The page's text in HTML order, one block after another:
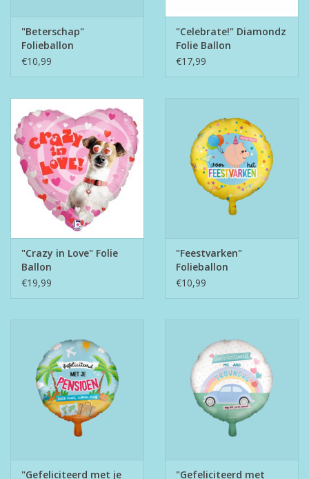
"Beterschap"
Folieballon
€10,99
"Celebrate!" Diamondz
Folie Ballon
€17,99
"Crazy in Love" Folie
Ballon
€19,99
"Feestvarken"
Folieballon
€10,99
"Gefeliciteerd met je "Gefeliciteerd met